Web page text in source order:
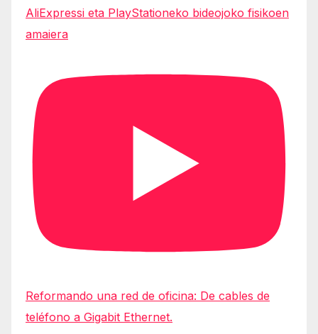
AliExpressi eta PlayStationeko bideojoko fisikoen
amaiera
Reformando una red de oficina: De cables de
teléfono a Gigabit Ethernet.